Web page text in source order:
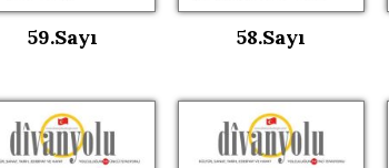
59.Sayı 58.Sayı